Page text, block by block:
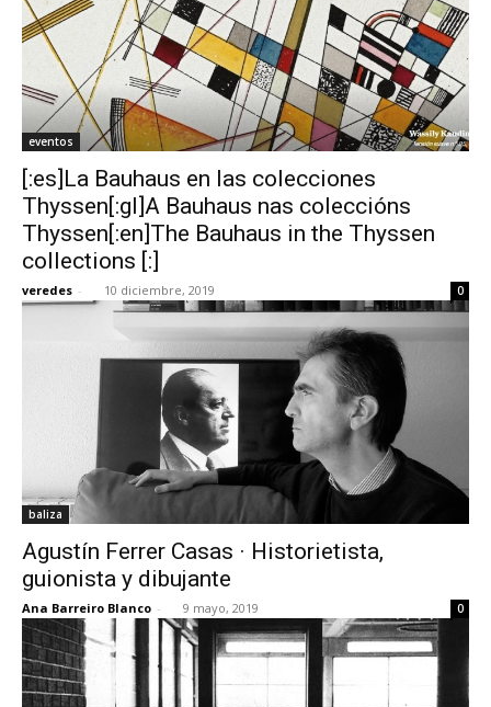
eventos
[:es]La Bauhaus en las colecciones
Thyssen[:gl]A Bauhaus nas coleccións
Thyssen[:en]The Bauhaus in the Thyssen
collections [:]
veredes - 10 diciembre, 2019 0
baliza
Agustín Ferrer Casas · Historietista,
guionista y dibujante
Ana Barreiro Blanco - 9 mayo, 2019 0